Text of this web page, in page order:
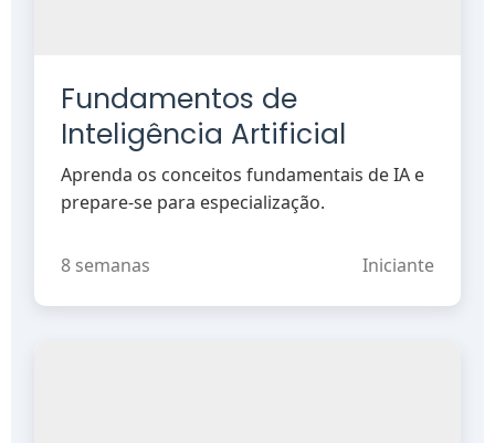
Fundamentos de
Inteligência Artificial
Aprenda os conceitos fundamentais de IA e
prepare-se para especialização.
8 semanas Iniciante